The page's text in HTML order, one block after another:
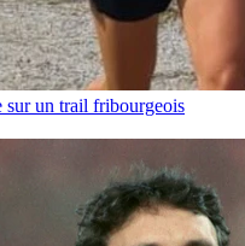
sur un trail fribourgeois